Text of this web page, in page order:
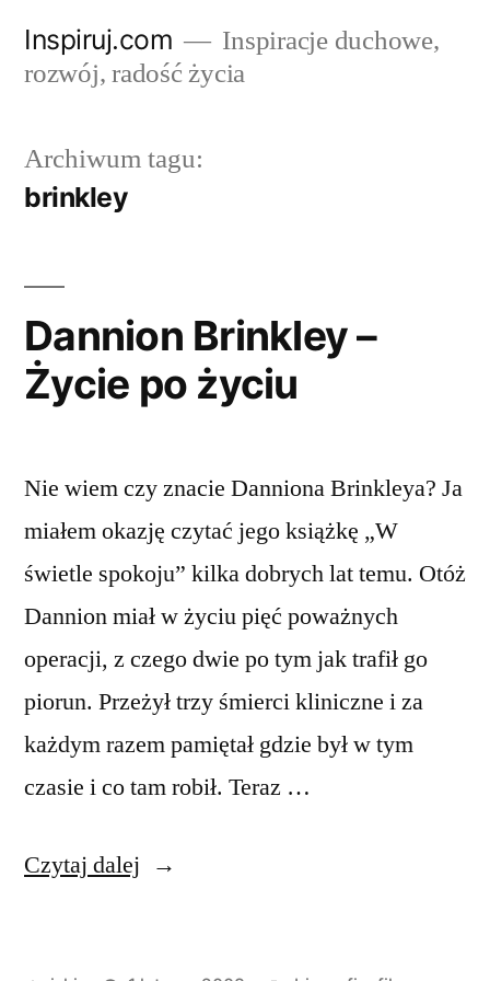
Inspiruj.com
Inspiracje duchowe,
rozwój, radość życia
Archiwum tagu:
brinkley
Dannion Brinkley –
Życie po życiu
Nie wiem czy znacie Danniona Brinkleya? Ja
miałem okazję czytać jego książkę „W
świetle spokoju” kilka dobrych lat temu. Otóż
Dannion miał w życiu pięć poważnych
operacji, z czego dwie po tym jak trafił go
piorun. Przeżył trzy śmierci kliniczne i za
każdym razem pamiętał gdzie był w tym
czasie i co tam robił. Teraz …
Czytaj dalej „Dannion